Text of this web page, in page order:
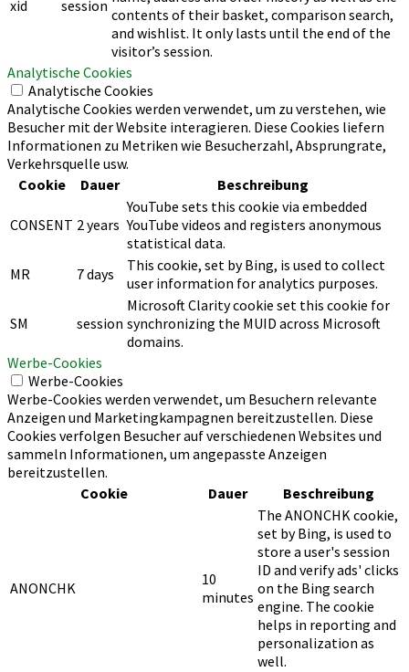
xid session contents of their basket, comparison search,
and wishlist. It only lasts until the end of the
visitor’s session.
Analytische Cookies
Analytische Cookies
Analytische Cookies werden verwendet, um zu verstehen, wie
Besucher mit der Website interagieren. Diese Cookies liefern
Informationen zu Metriken wie Besucherzahl, Absprungrate,
Verkehrsquelle usw.
Cookie
Dauer Beschreibung
CONSENT 2 years
YouTube sets this cookie via embedded
YouTube videos and registers anonymous
statistical data.
MR
7 days
This cookie, set by Bing, is used to collect
user information for analytics purposes.
SM session
Microsoft Clarity cookie set this cookie for
synchronizing the MUID across Microsoft
domains.
Werbe-Cookies
Werbe-Cookies
Werbe-Cookies werden verwendet, um Besuchern relevante
Anzeigen und Marketingkampagnen bereitzustellen. Diese
Cookies verfolgen Besucher auf verschiedenen Websites und
sammeln Informationen, um angepasste Anzeigen
bereitzustellen.
Cookie
Dauer Beschreibung
ANONCHK
10
minutes
The ANONCHK cookie,
set by Bing, is used to
store a user's session
ID and verify ads' clicks
on the Bing search
engine. The cookie
helps in reporting and
personalization as
well.